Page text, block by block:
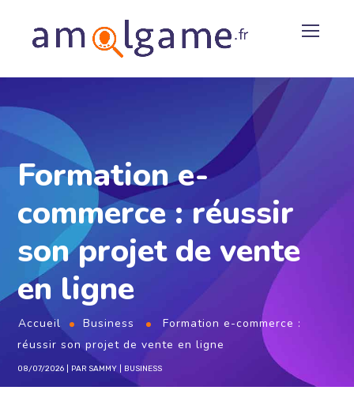
Formation e-
commerce : réussir
son projet de vente
en ligne
Accueil Business
Formation e-commerce :
réussir son projet de vente en ligne
08/07/2026 PAR SAMMY BUSINESS